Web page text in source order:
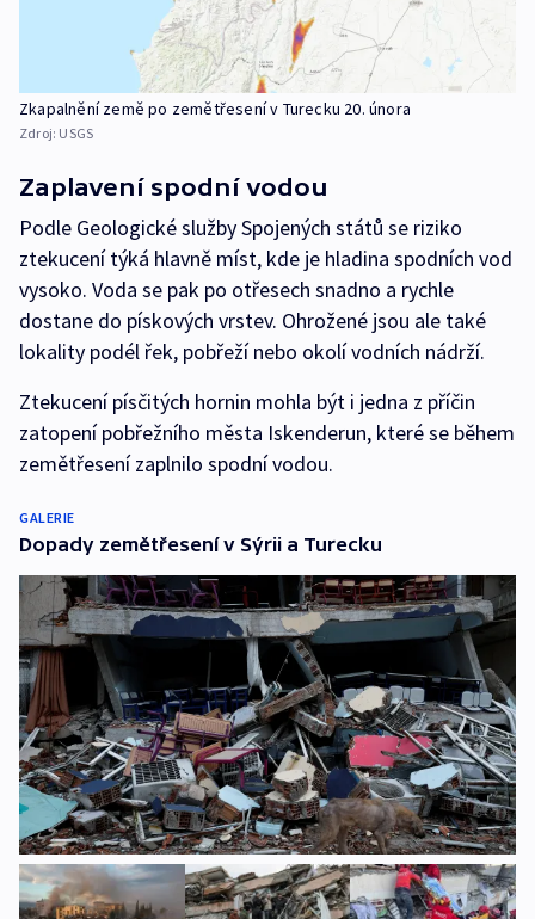
Zkapalnění země po zemětřesení v Turecku 20. února
Zdroj: USGS
Zaplavení spodní vodou
Podle Geologické služby Spojených států se riziko
ztekucení týká hlavně míst, kde je hladina spodních vod
vysoko. Voda se pak po otřesech snadno a rychle
dostane do pískových vrstev. Ohrožené jsou ale také
lokality podél řek, pobřeží nebo okolí vodních nádrží.
Ztekucení písčitých hornin mohla být i jedna z příčin
zatopení pobřežního města Iskenderun, které se během
zemětřesení zaplnilo spodní vodou.
GALERIE
Dopady zemětřesení v Sýrii a Turecku